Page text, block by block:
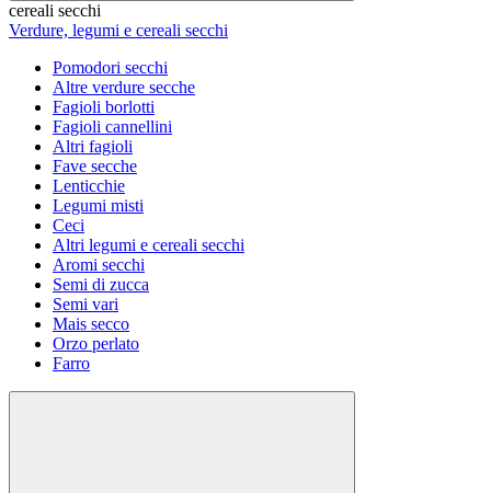
cereali secchi
Verdure, legumi e cereali secchi
Pomodori secchi
Altre verdure secche
Fagioli borlotti
Fagioli cannellini
Altri fagioli
Fave secche
Lenticchie
Legumi misti
Ceci
Altri legumi e cereali secchi
Aromi secchi
Semi di zucca
Semi vari
Mais secco
Orzo perlato
Farro